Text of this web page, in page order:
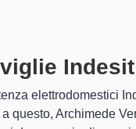
Venezia sono in